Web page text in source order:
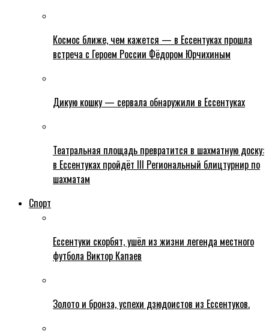
Космос ближе, чем кажется — в Ессентуках прошла
встреча с Героем России Фёдором Юрчихиным
Дикую кошку — сервала обнаружили в Ессентуках
Театральная площадь превратится в шахматную доску:
в Ессентуках пройдёт III Региональный блицтурнир по
шахматам
Спорт
Ессентуки скорбят, ушёл из жизни легенда местного
футбола Виктор Капаев
Золото и бронза, успехи дзюдоистов из Ессентуков.